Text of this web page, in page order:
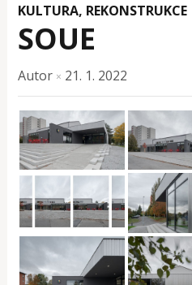
KULTURA, REKONSTRUKCE
SOUE
Autor × 21. 1. 2022